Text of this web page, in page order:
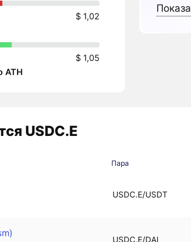
$ 1,02
$ 1,05
ATH
USDC.E
Пара
USDC.E/USDT
USDC.E/DAI